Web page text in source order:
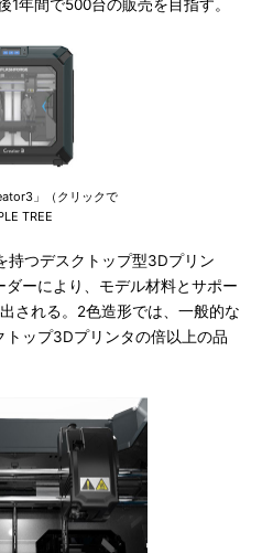
年間で500台の販売を目指す。
」（クリックで
TREE
つデスクトップ型3Dプリン
ーにより、モデル材料とサポー
される。2色造形では、一般的な
ップ3Dプリンタの倍以上の品